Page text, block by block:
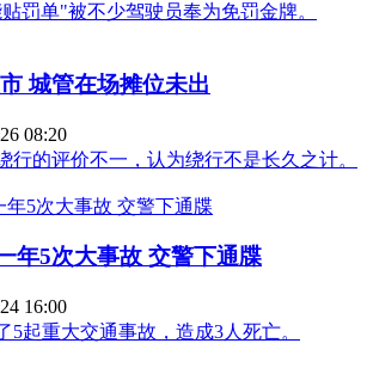
罚单"被不少驾驶员奉为免罚金牌。
城管在场摊位未出
08:20
行的评价不一，认为绕行不是长久之计。
年5次大事故 交警下通牒
16:00
5起重大交通事故，造成3人死亡。